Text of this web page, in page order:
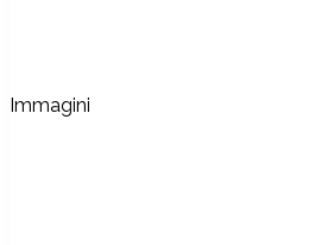
Immagini